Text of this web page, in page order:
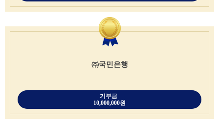
㈜국민은행
기부금
10,000,000원